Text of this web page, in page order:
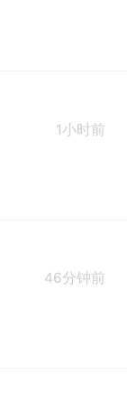
1小时前
46分钟前